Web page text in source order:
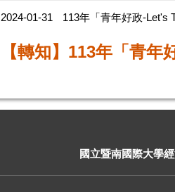
2024-01-31 113年「青年好政-Let's
【轉知】 113年「青年
國立暨南國際大學